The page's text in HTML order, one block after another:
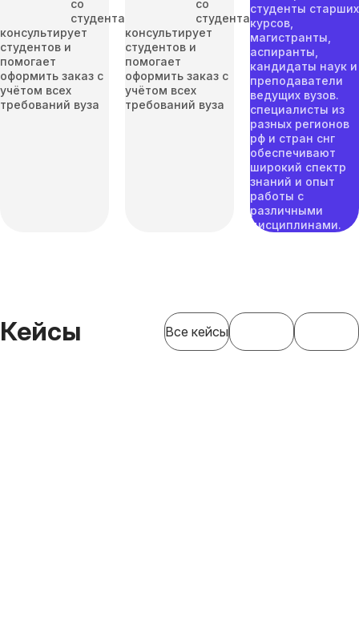
со
студентами
консультирует
студентов и
помогает
оформить заказ с
учётом всех
требований вуза
со
студентами
консультирует
студентов и
помогает
оформить заказ с
учётом всех
требований вуза
студенты старших
курсов,
магистранты,
аспиранты,
кандидаты наук и
преподаватели
ведущих вузов.
специалисты из
разных регионов
рф и стран снг
обеспечивают
широкий спектр
знаний и опыт
работы с
различными
дисциплинами.
Кейсы Все кейсы